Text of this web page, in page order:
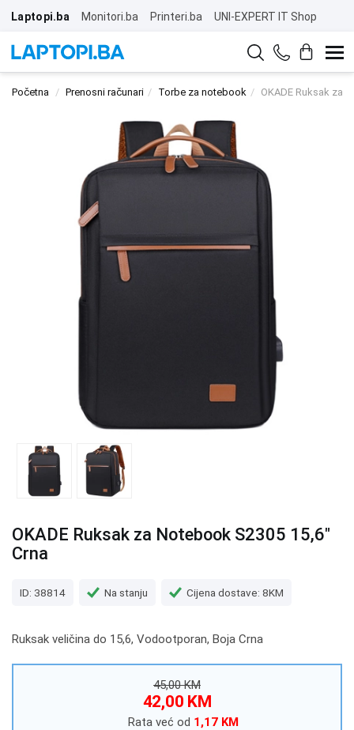
Laptopi.ba Monitori.ba Printeri.ba UNI-EXPERT IT Shop
Početna Prenosni računari Torbe za notebook OKADE Ruksak za
OKADE Ruksak za Notebook S2305 15,6"
Crna
ID: 38814 Na stanju Cijena dostave: 8KM
Ruksak veličina do 15,6, Vodootporan, Boja Crna
45,00 KM
42,00 KM
Rata već od 1,17 KM